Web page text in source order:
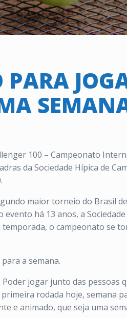
100 – Campeonato
da Sociedade Hípica de
maior torneio do Brasil
há 13 anos, a
o campeonato se
a semana.
jogar junto das pessoas
rodada hoje, semana
e animado, que seja uma